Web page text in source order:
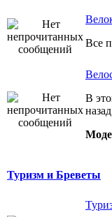
Все
В
Туризм и Бреветы